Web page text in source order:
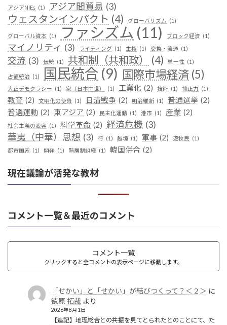
アジアNIEs (1) アジア間貿易 (3)
ウェスタンインパクト (4) グローバリズム (1)
グローバル資本 (1) ファシズム (11) ブロック経済 (1)
マイノリティ (3) ライティング (1) 主権 (1) 交換・流通 (1)
交流 (3) 伝統 (1) 共和制（共和政） (4) 単一性 (1)
占領統治 (1) 国民統合 (9) 国際市場経済 (5)
大正デモクラシー (1) 家（日本中世） (1) 工業化 (2) 技術 (1) 抑止力 (1)
教育 (2) 文明化の使命 (1) 日清戦争 (2) 明治維新 (1) 普通選挙 (2)
普選運動 (2) 東アジア (2) 民主化運動 (1) 港市 (1) 産業 (2)
社会主義の変容 (1) 科学革命 (2) 経済危機 (3)
華夷（中華）思想 (3) 行 (1) 越境 (1) 軍事 (2) 遊牧民 (1)
都市国家 (1) 開発 (1) 階層制組織 (1) 韓国併合 (2)
現在議論が活発な教材
コメント一覧＆最近のコメント
コメント一覧
クリックすると全コメントの表示ページに移動します。
「せかい」と「せかい」が結びつくって？＜２＞ に
徳原 拓哉 より
2026年8月1日
【追記】地理総合との共振を見てとられたとのことにて、た